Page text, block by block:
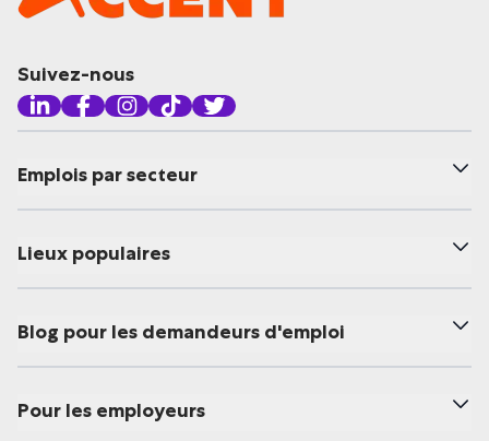
Suivez-nous
Emplois par secteur
Lieux populaires
Blog pour les demandeurs d'emploi
Pour les employeurs